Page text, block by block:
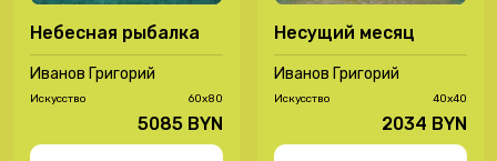
Небесная рыбалка
Иванов Григорий
Иcкусство 60х80
5085 BYN
Несущий месяц
Иванов Григорий
Иcкусство 40х40
2034 BYN